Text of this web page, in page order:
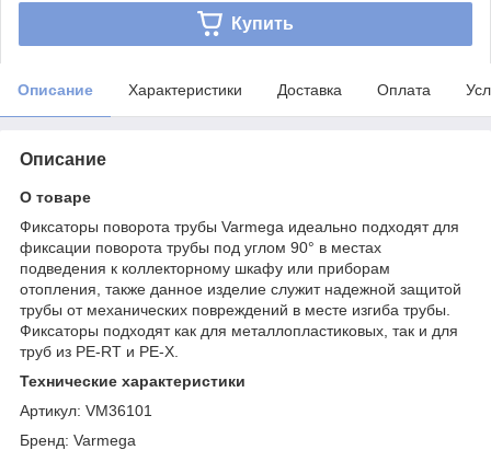
Купить
Описание Характеристики Доставка Оплата
Описание
О товаре
Фиксаторы поворота трубы Varmega идеально подходят для
фиксации поворота трубы под углом 90° в местах
подведения к коллекторному шкафу или приборам
отопления, также данное изделие служит надежной защитой
трубы от механических повреждений в месте изгиба трубы.
Фиксаторы подходят как для металлопластиковых, так и для
труб из PE-RT и PE-X.
Технические характеристики
Артикул: VM36101
Бренд: Varmega